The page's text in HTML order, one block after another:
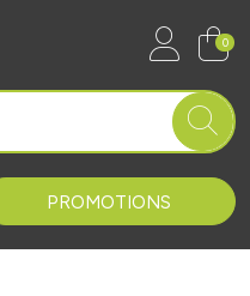
Paque Grandvilliers
0
PROMOTIONS